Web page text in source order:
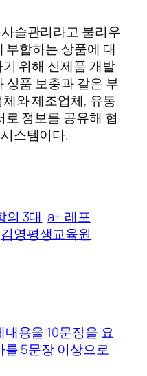
슬관리라고 불리우
부합하는 상품에 대
위해 신제품 개발
상품 보충과 같은 부
와 제조업체, 유통
정보를 공유해 협
스템이다.
의 3대 a+ 레포
김영평생교육원
용을 10문장을 요
를 5문장 이상으로